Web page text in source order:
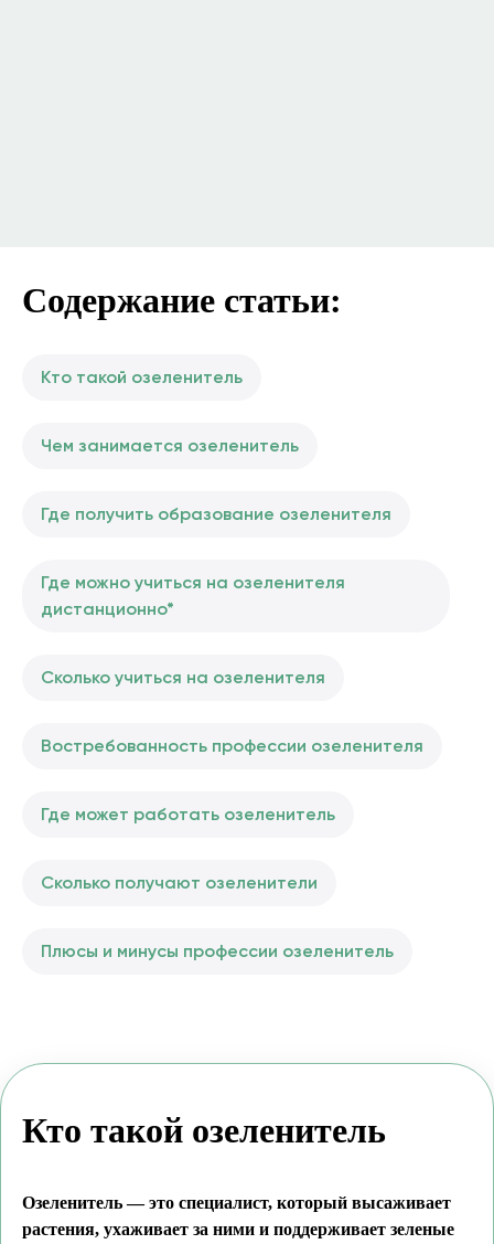
Содержание статьи:
Кто такой озеленитель
Чем занимается озеленитель
Где получить образование озеленителя
Где можно учиться на озеленителя
дистанционно*
Сколько учиться на озеленителя
Востребованность профессии озеленителя
Где может работать озеленитель
Сколько получают озеленители
Плюсы и минусы профессии озеленитель
Кто такой озеленитель
Озеленитель — это специалист, который высаживает
растения, ухаживает за ними и поддерживает зеленые